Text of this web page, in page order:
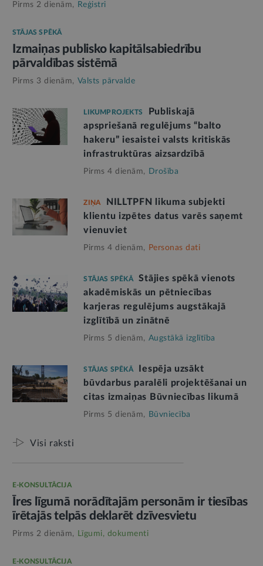
Pirms 2 dienām, Reģistri
STĀJAS SPĒKĀ
Izmaiņas publisko kapitālsabiedrību
pārvaldības sistēmā
Pirms 3 dienām, Valsts pārvalde
LIKUMPROJEKTS
Publiskajā
apspriešanā regulējums “balto
hakeru” iesaistei valsts kritiskās
infrastruktūras aizsardzībā
Pirms 4 dienām, Drošība
ZIŅA
NILLTPFN likuma subjekti
klientu izpētes datus varēs saņemt
vienuviet
Pirms 4 dienām, Personas dati
STĀJAS SPĒKĀ
Stājies spēkā vienots
akadēmiskās un pētniecības
karjeras regulējums augstākajā
izglītībā un zinātnē
Pirms 5 dienām, Augstākā izglītība
STĀJAS SPĒKĀ
Iespēja uzsākt
būvdarbus paralēli projektēšanai un
citas izmaiņas Būvniecības likumā
Pirms 5 dienām, Būvniecība
Visi raksti
E-KONSULTĀCIJA
Īres līgumā norādītajām personām ir tiesības
īrētajās telpās deklarēt dzīvesvietu
Pirms 2 dienām, Līgumi, dokumenti
E-KONSULTĀCIJA